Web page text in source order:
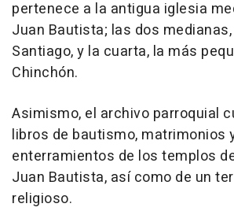
pertenece a la antigua iglesia
Juan Bautista; las dos
Santiago, y la cuarta, la más
Chinchón.
Asimismo, el archivo parroquial
libros de bautismo, matrimonios
enterramientos de los templos
Juan Bautista, así como de un
religioso.